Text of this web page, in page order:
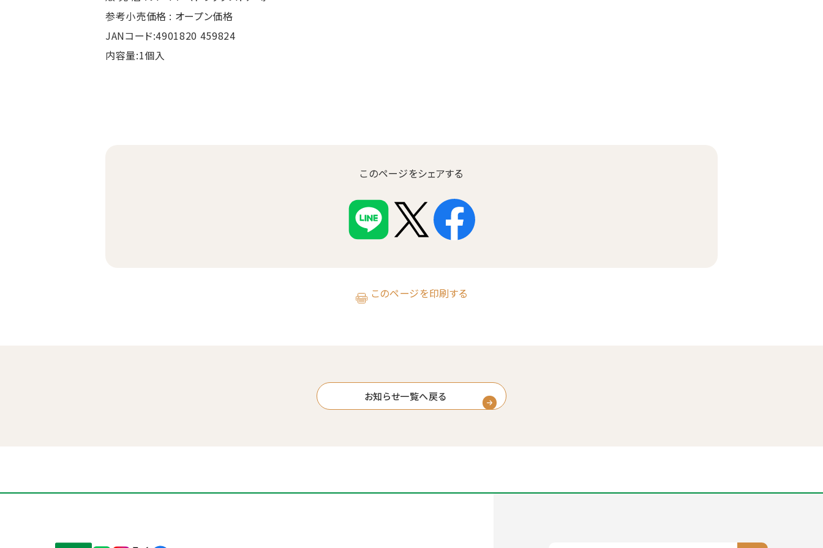
参考小売価格 : オープン価格
JANコード:4901820 459824
内容量:1個入
このページをシェアする
このページを印刷する
お知らせ一覧へ戻る